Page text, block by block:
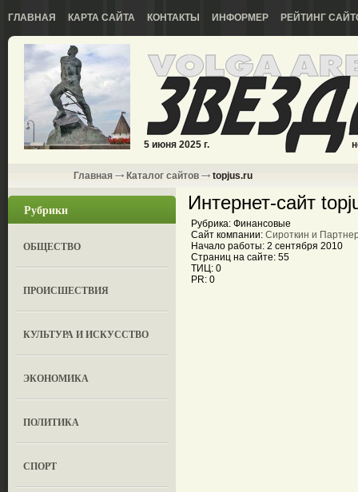
ГЛАВНАЯ КАРТА САЙТА КОНТАКТЫ ИНФОРМЕР РЕЙТИНГ
5 июня 2025 г.
Главная Каталог сайтов topjus.ru
Рубрики
ОБЩЕСТВО
ПРОИСШЕСТВИЯ
КУЛЬТУРА И ИСКУССТВО
ЭКОНОМИКА
ПОЛИТИКА
СПОРТ
Интернет-сайт
Рубрика: Финансовые
Сайт компании: Сироткин и
Начало работы: 2 сентября 2010
Страниц на сайте: 55
ТИЦ: 0
PR: 0